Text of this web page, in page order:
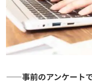
——事前のアンケート